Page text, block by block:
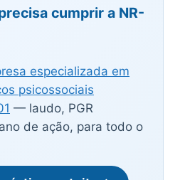
cumprir a NR-
especializada em
psicossociais
— laudo, PGR
de ação, para todo o